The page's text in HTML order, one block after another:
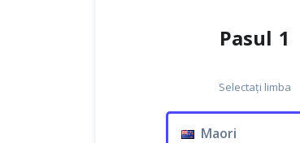
Pasul 1
Selectați limba
Maori